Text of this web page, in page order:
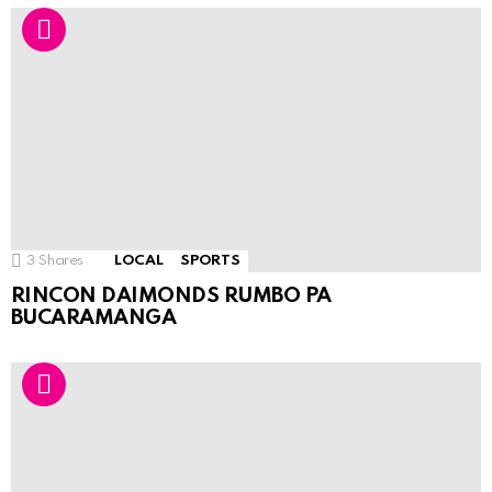
3 Shares LOCAL SPORTS
RINCON DAIMONDS RUMBO PA
BUCARAMANGA